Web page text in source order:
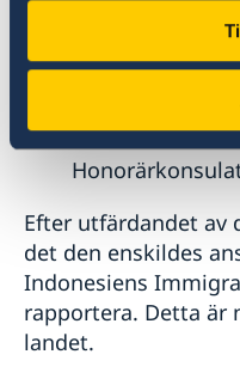
Avgiften för det
1800 i lokal
kortbetalning
Efter utfärdandet av
det den enskildes
Indonesiens
rapportera. Detta är
landet.